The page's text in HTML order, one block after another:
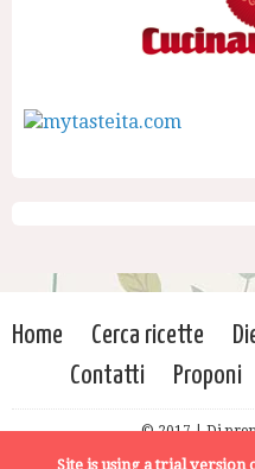
Home Cerca ricette
Contatti
Proponi
© 2017 | Di
Site is using a trial version